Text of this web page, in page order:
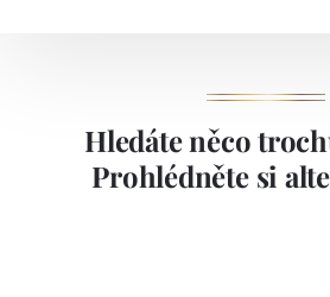
Hledáte něco
Prohlédněte si